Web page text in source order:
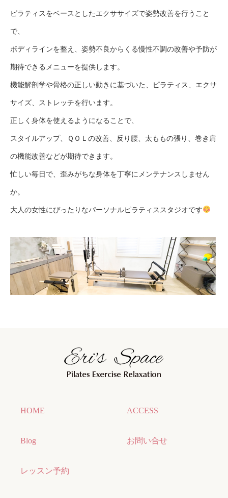
ピラティスをベースとしたエクササイズで姿勢改善を行うこと
で、
ボディラインを整え、姿勢不良からくる慢性不調の改善や予防が
期待できるメニューを提供します。
機能解剖学や骨格の正しい動きに基づいた、ピラティス、エクサ
サイズ、ストレッチを行います。
正しく身体を使えるようになることで、
スタイルアップ、ＱＯＬの改善、反り腰、太ももの張り、巻き肩
の機能改善などが期待できます。
忙しい毎日で、歪みがちな身体を丁寧にメンテナンスしません
か。
大人の女性にぴったりなパーソナルピラティススタジオです
HOME ACCESS
Blog お問い合せ
レッスン予約